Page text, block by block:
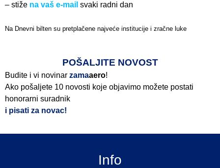
– stiže na vaš e-mail svaki radni dan
Na Dnevni bilten su pretplačene najveće institucije i zračne luke
POŠALJITE NOVOST
Budite i vi novinar zamaaero!
Ako pošaljete 10 novosti koje objavimo možete postati
honorarni suradnik
i pisati za novac!
Info